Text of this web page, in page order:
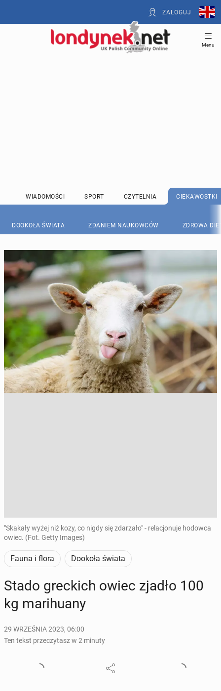
ZALOGUJ
Menu
WIADOMOŚCI SPORT CZYTELNIA CIEKAWOSTKI
DOOKOŁA ŚWIATA ZDANIEM NAUKOWCÓW ZDROWA
"Skakały wyżej niż kozy, co nigdy się zdarzało" - relacjonuje hodowca
owiec. (Fot. Getty Images)
Fauna i flora Dookoła świata
Stado grec­kich owiec zjadło 100
kg ma­ri­hu­any
29 WRZEŚNIA 2023, 06:00
Ten tekst przeczytasz w 2 minuty